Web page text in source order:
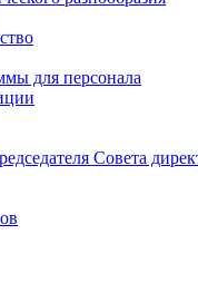
для персонала
Совета